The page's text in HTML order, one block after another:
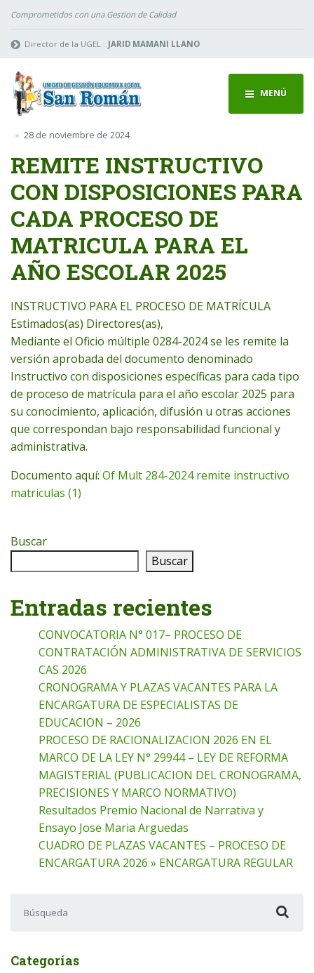
Comprometidos con una Gestion de Calidad
Director de la UGEL : JARID MAMANI LLANO
MENÚ
28 de noviembre de 2024
REMITE INSTRUCTIVO
CON DISPOSICIONES PARA
CADA PROCESO DE
MATRICULA PARA EL
AÑO ESCOLAR 2025
INSTRUCTIVO PARA EL PROCESO DE MATRÍCULA
Estimados(as) Directores(as),
Mediante el Oficio múltiple 0284-2024 se les remite la
versión aprobada del documento denominado
Instructivo con disposiciones específicas para cada tipo
de proceso de matrícula para el año escolar 2025 para
su conocimiento, aplicación, difusión u otras acciones
que correspondan bajo responsabilidad funcional y
administrativa.
Documento aquí: Of Mult 284-2024 remite instructivo
matriculas (1)
Buscar
Buscar
Entradas recientes
CONVOCATORIA N° 017– PROCESO DE
CONTRATACIÓN ADMINISTRATIVA DE SERVICIOS
CAS 2026
CRONOGRAMA Y PLAZAS VACANTES PARA LA
ENCARGATURA DE ESPECIALISTAS DE
EDUCACION – 2026
PROCESO DE RACIONALIZACION 2026 EN EL
MARCO DE LA LEY N° 29944 – LEY DE REFORMA
MAGISTERIAL (PUBLICACION DEL CRONOGRAMA,
PRECISIONES Y MARCO NORMATIVO)
Resultados Premio Nacional de Narrativa y
Ensayo Jose Maria Arguedas
CUADRO DE PLAZAS VACANTES – PROCESO DE
ENCARGATURA 2026 » ENCARGATURA REGULAR
Categorías